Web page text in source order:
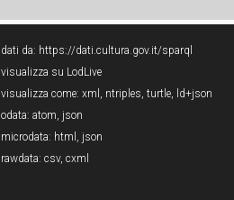
dati da: https://dati.cultura.gov.it/sparql
visualizza su LodLive
visualizza come: xml , ntriples, turtle, ld+json
odata: atom, json
microdata: html , json
rawdata: csv, cxml